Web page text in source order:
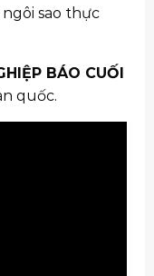
sao thực
BÁO CUỐI
quốc.